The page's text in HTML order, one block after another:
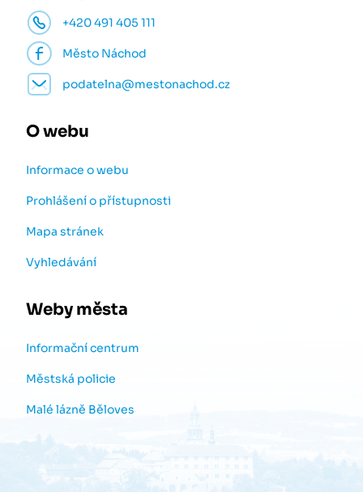
+420 491 405 111
Město Náchod
podatelna@mestonachod.cz
O webu
Informace o webu
Prohlášení o přístupnosti
Mapa stránek
Vyhledávání
Weby města
Informační centrum
Městská policie
Malé lázně Běloves